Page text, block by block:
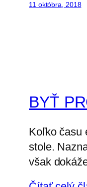
11 októbra, 2018
BYŤ
Koľko času
stole.
však